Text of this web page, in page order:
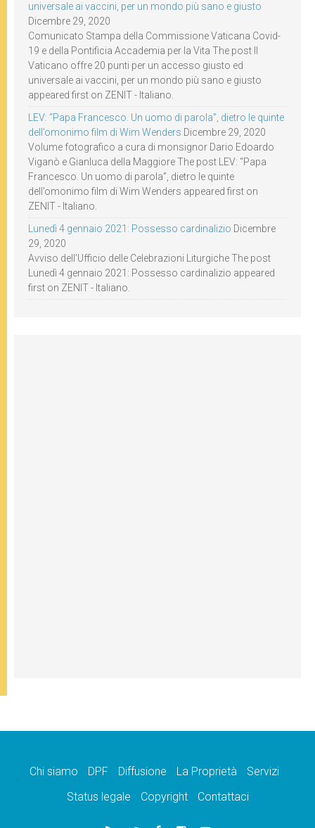
universale ai vaccini, per un mondo più sano e giusto
Dicembre 29, 2020
Comunicato Stampa della Commissione Vaticana Covid-
19 e della Pontificia Accademia per la Vita The post Il
Vaticano offre 20 punti per un accesso giusto ed
universale ai vaccini, per un mondo più sano e giusto
appeared first on ZENIT - Italiano.
LEV: “Papa Francesco. Un uomo di parola”, dietro le quinte
dell’omonimo film di Wim Wenders Dicembre 29, 2020
Volume fotografico a cura di monsignor Dario Edoardo
Viganò e Gianluca della Maggiore The post LEV: “Papa
Francesco. Un uomo di parola”, dietro le quinte
dell’omonimo film di Wim Wenders appeared first on
ZENIT - Italiano.
Lunedì 4 gennaio 2021: Possesso cardinalizio Dicembre
29, 2020
Avviso dell’Ufficio delle Celebrazioni Liturgiche The post
Lunedì 4 gennaio 2021: Possesso cardinalizio appeared
first on ZENIT - Italiano.
Chi siamo DPF Diffusione La Proprietà
Servizi
Status legale
Copyright Contattaci